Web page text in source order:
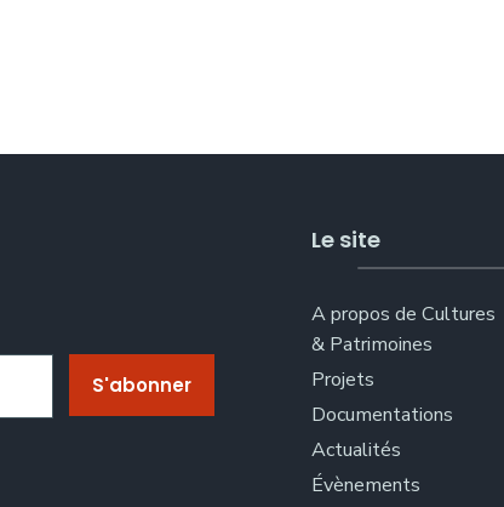
Le site
A propos de Cultures
& Patrimoines
Projets
Documentations
Actualités
Évènements